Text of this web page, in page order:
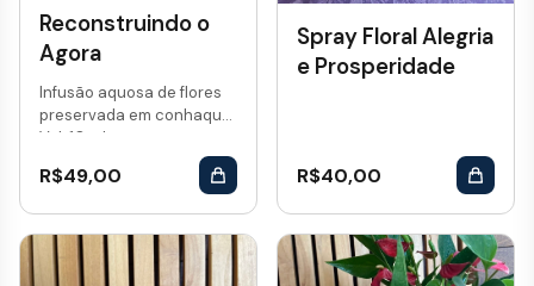
Reconstruindo o
Agora
Infusão aquosa de flores
preservada em conhaque.
Vol: 10 mL...
R$49,00
Spray Floral Alegria
e Prosperidade
R$40,00